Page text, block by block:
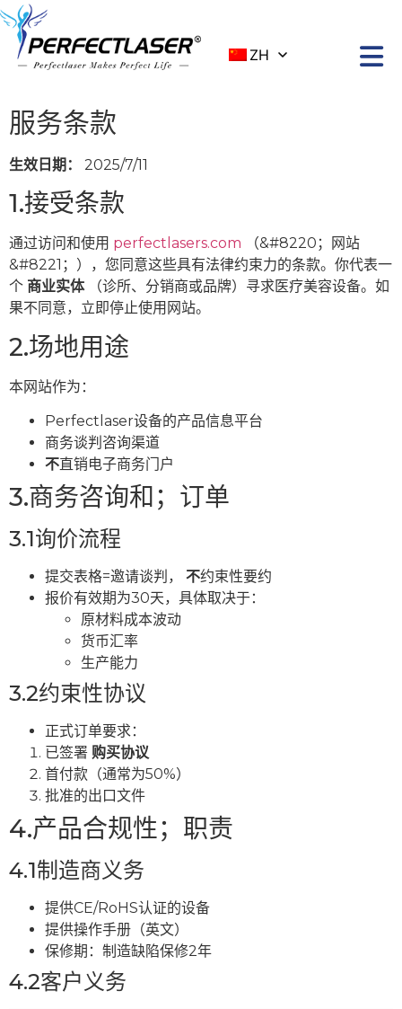
ZH
服务条款
生效日期： 2025/7/11
1.接受条款
通过访问和使用 perfectlasers.com （&#8220；网站
&#8221；），您同意这些具有法律约束力的条款。你代表一
个 商业实体（诊所、分销商或品牌）寻求医疗美容设备。如
果不同意，立即停止使用网站。
2.场地用途
本网站作为：
Perfectlaser设备的产品信息平台
商务谈判咨询渠道
不直销电子商务门户
3.商务咨询和；订单
3.1询价流程
提交表格=邀请谈判， 不约束性要约
报价有效期为30天，具体取决于：
原材料成本波动
货币汇率
生产能力
3.2约束性协议
正式订单要求：
已签署 购买协议
首付款（通常为50%）
批准的出口文件
4.产品合规性；职责
4.1制造商义务
提供CE/RoHS认证的设备
提供操作手册（英文）
保修期：制造缺陷保修2年
4.2客户义务